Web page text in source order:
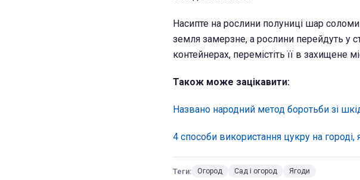
Насипте на рослини полуниці шар
земля замерзне, а рослини перейдуть
контейнерах, перемістіть її в захищене
Також може зацікавити:
Названо народний метод боротьби зі
4 способи використання цукру на городі,
Теги: Огород Сад і огород Ягоди